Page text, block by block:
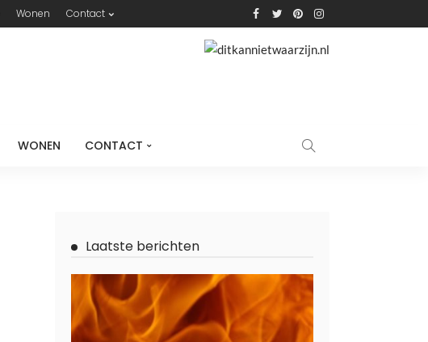
Wonen Contact
WONEN CONTACT
Laatste berichten